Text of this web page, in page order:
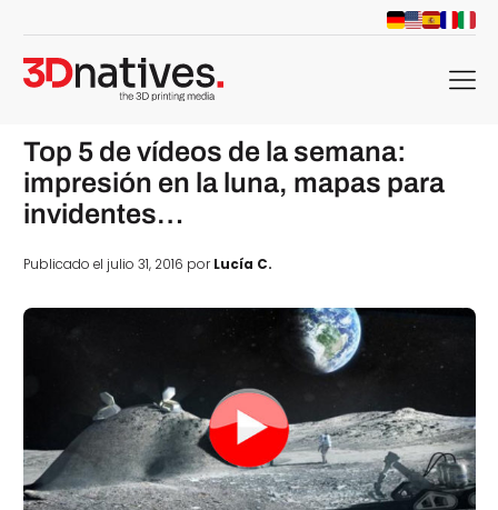
menu
Top 5 de vídeos de la semana:
impresión en la luna, mapas para
invidentes…
Publicado el julio 31, 2016 porLucía C.